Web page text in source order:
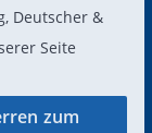
Deutscher &
Seite
zum